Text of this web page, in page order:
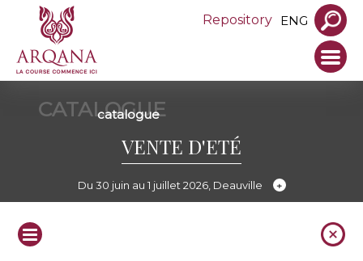
Repository ENG
CATALOGUE
catalogue
VENTE D'ETÉ
Du 30 juin au 1 juillet 2026, Deauville